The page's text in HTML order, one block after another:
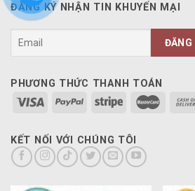
ĐĂNG KÝ NHẬN TIN KHUYẾN MẠI
PHƯƠNG THỨC THANH TOÁN
KẾT NỐI VỚI CHÚNG TÔI